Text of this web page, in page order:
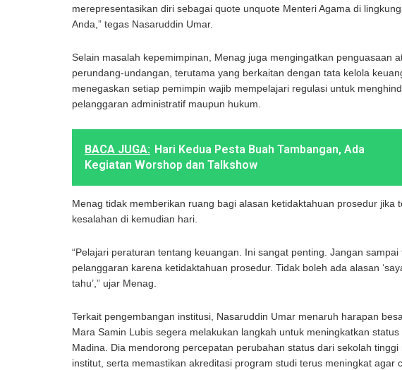
merepresentasikan diri sebagai quote unquote Menteri Agama di
Anda,” tegas Nasaruddin Umar.
Selain masalah kepemimpinan, Menag juga mengingatkan penguasaan
perundang-undangan, terutama yang berkaitan dengan tata kelola
menegaskan setiap pemimpin wajib mempelajari regulasi untuk
pelanggaran administratif maupun hukum.
BACA JUGA: Hari Kedua Pesta Buah Tambangan, Ada
Kegiatan Worshop dan Talkshow
Menag tidak memberikan ruang bagi alasan ketidaktahuan prosedur jika
kesalahan di kemudian hari.
“Pelajari peraturan tentang keuangan. Ini sangat penting. Jangan sampai
pelanggaran karena ketidaktahuan prosedur. Tidak boleh ada alasan
tahu’,” ujar Menag.
Terkait pengembangan institusi, Nasaruddin Umar menaruh harapan
Mara Samin Lubis segera melakukan langkah untuk meningkatkan status
Madina. Dia mendorong percepatan perubahan status dari sekolah tinggi
institut, serta memastikan akreditasi program studi terus meningkat agar